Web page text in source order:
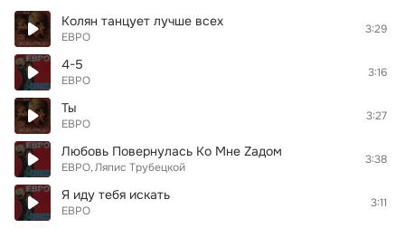
Колян танцует лучше всех
ЕВРО
3:29
4-5
ЕВРО
3:16
Ты
ЕВРО
3:27
Любовь Повернулась Ко Мне Zадом
ЕВРО Ляпис Трубецкой
3:38
Я иду тебя искать
ЕВРО
3:11